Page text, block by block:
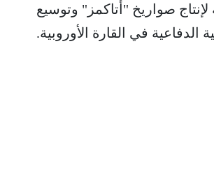
صواريخ "أتاكمز" وتوسيع
الدفاعية في القارة الأوروبية.